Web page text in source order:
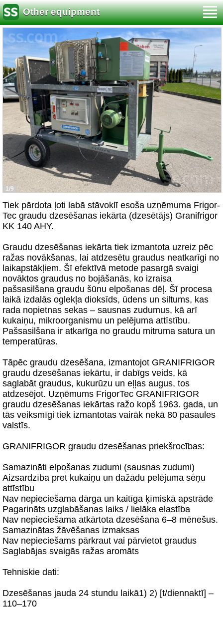
Other equipment
1/9
Tiek pārdota ļoti labā stāvoklī esoša uzņēmuma Frigor-
Tec graudu dzesēšanas iekārta (dzesētājs) Granifrigor
KK 140 AHY.
Graudu dzesēšanas iekārta tiek izmantota uzreiz pēc
ražas novākšanas, lai atdzesētu graudus neatkarīgi no
laikapstākļiem. Šī efektīvā metode pasargā svaigi
novāktos graudus no bojāšanās, ko izraisa
pašsasilšana graudu šūnu elpošanas dēļ. Šī procesa
laikā izdalās oglekļa dioksīds, ūdens un siltums, kas
rada nopietnas sekas – sausnas zudumus, kā arī
kukaiņu, mikroorganismu un pelējuma attīstību.
Pašsasilšana ir atkarīga no graudu mitruma satura un
temperatūras.
Tāpēc graudu dzesēšana, izmantojot GRANIFRIGOR
graudu dzesēšanas iekārtu, ir dabīgs veids, kā
saglabāt graudus, kukurūzu un eļļas augus, tos
atdzesējot. Uzņēmums FrigorTec GRANIFRIGOR
graudu dzesēšanas iekārtas ražo kopš 1963. gada, un
tās veiksmīgi tiek izmantotas vairāk nekā 80 pasaules
valstīs.
GRANIFRIGOR graudu dzesēšanas priekšrocības:
Samazināti elpošanas zudumi (sausnas zudumi)
Aizsardzība pret kukaiņu un dažādu pelējuma sēņu
attīstību
Nav nepieciešama dārga un kaitīga ķīmiskā apstrāde
Pagarināts uzglabāšanas laiks / lielāka elastība
Nav nepieciešama atkārtota dzesēšana 6–8 mēnešus.
Samazinātas žāvēšanas izmaksas
Nav nepieciešams pārkraut vai pārvietot graudus
Saglabājas svaigās ražas aromāts
Tehniskie dati:
Dzesēšanas jauda 24 stundu laikā1) 2) [t/diennaktī] –
110–170